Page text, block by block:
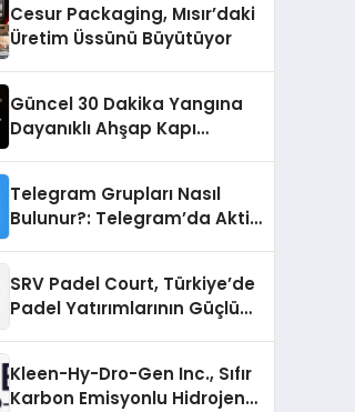
Cesur Packaging, Mısır’daki
Üretim Üssünü Büyütüyor
Güncel 30 Dakika Yangına
Dayanıklı Ahşap Kapı
Telegram Grupları Nasıl
Bulunur?: Telegram’da Aktif
SRV Padel Court, Türkiye’de
Padel Yatırımlarının Güçlü
Kleen-Hy-Dro-Gen Inc., Sıfır
Karbon Emisyonlu Hidrojen